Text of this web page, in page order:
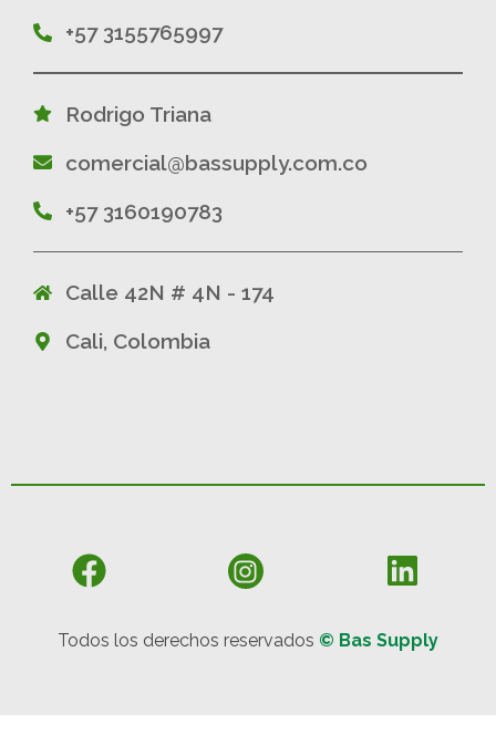
+57 3155765997
Rodrigo Triana
comercial@bassupply.com.co
+57 3160190783
Calle 42N # 4N - 174
Cali, Colombia
Todos los derechos reservados © Bas Supply